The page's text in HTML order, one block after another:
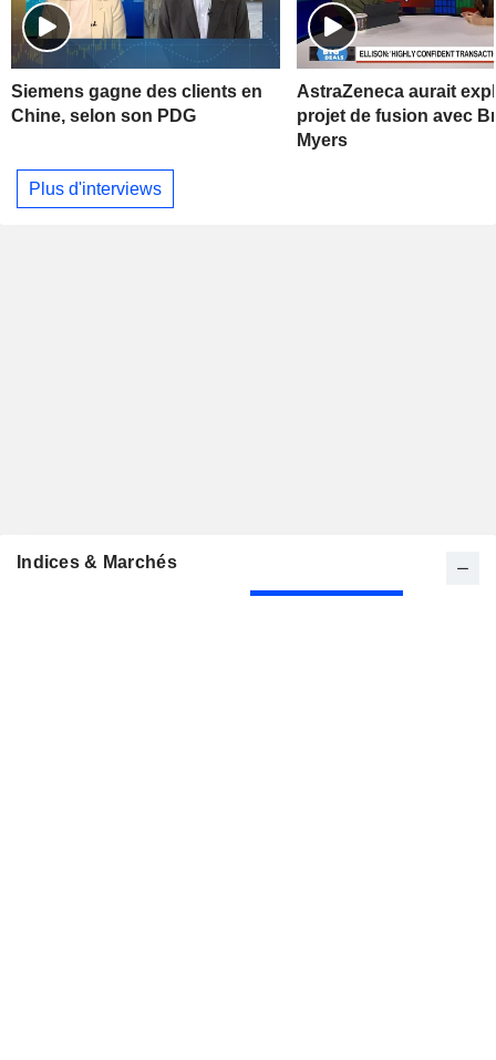
Siemens gagne des clients en
Chine, selon son PDG
AstraZeneca aurait
projet de fusion avec
Myers
Plus d'interviews
Indices & Marchés